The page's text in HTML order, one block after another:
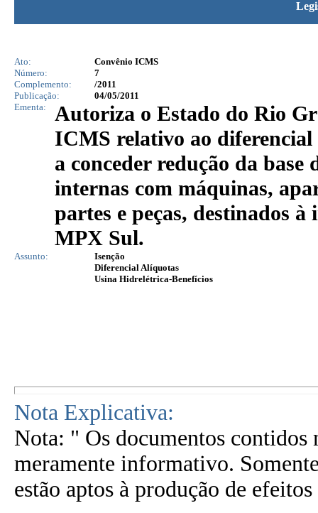
Ato:
Convênio ICMS
Número:
7
Complemento:
/2011
Publicação:
04/05/2011
Ementa:
Autoriza o Estado do Rio
ICMS relativo ao diferencial
a conceder redução da
internas com máquinas,
partes e peças, destinados
MPX Sul.
Assunto:
Isenção
Diferencial Alíquotas
Usina Hidrelétrica-Benefícios
Nota Explicativa:
Nota: " Os documentos contidos
meramente informativo.
estão aptos à produção de